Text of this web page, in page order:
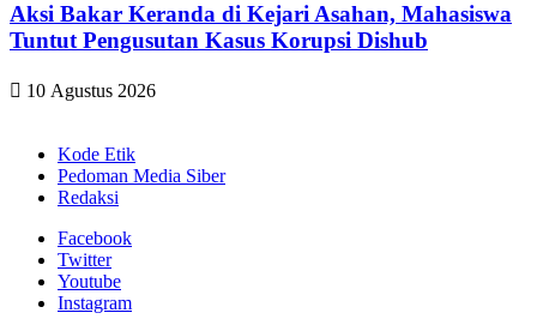
Aksi Bakar Keranda di Kejari Asahan, Mahasiswa
Tuntut Pengusutan Kasus Korupsi Dishub
10 Agustus 2026
Kode Etik
Pedoman Media Siber
Redaksi
Facebook
Twitter
Youtube
Instagram